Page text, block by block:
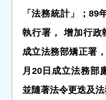
「法務統計」；89
執行署， 增加行政
成立法務部矯正署
月20日成立法務部
並隨著法令更迭及